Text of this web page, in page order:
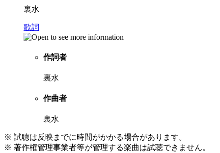
裏水
歌詞
作詞者
裏水
作曲者
裏水
※ 試聴は反映までに時間がかかる場合があります。
※ 著作権管理事業者等が管理する楽曲は試聴できません。